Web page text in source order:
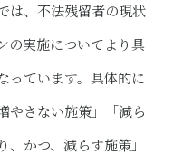
は、不法残留者の現状
の実施についてより具
っています。具体的に
やさない施策」「減ら
かつ、減らす施策」